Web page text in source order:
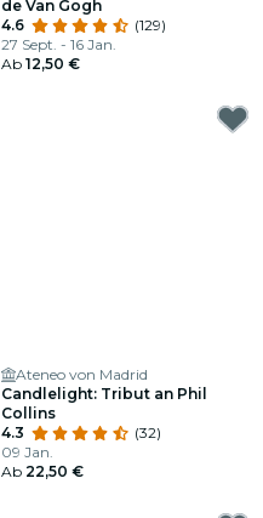
de Van Gogh
4.6
(129)
27 Sept. - 16 Jan.
Ab 12,50 €
Ateneo von Madrid
Candlelight: Tribut an Phil
Collins
4.3
(32)
09 Jan.
Ab 22,50 €